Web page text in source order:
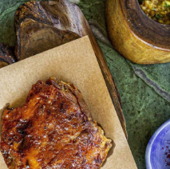
مشاوره
و
رزرو
هتل
برای رزرو هتل مورد
نظر خود یا دریافت
اطلاعات بیشتر، فرم
زیر را تکمیل کنید.
کارشناسان ما در
کوتاه‌ترین زمان با
شما تماس خواهند
گرفت.